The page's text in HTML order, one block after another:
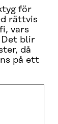
för
rättvis
vars
Det blir
då
på ett